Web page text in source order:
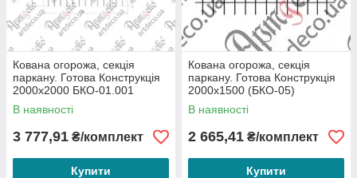
Кована огорожа, секція
паркану. Готова Конструкція
2000х2000 БКО-01.001
В наявності
3 777,91 ₴/комплект
Купити
Кована огорожа, секція
паркану. Готова Конструкція
2000х1500 (БКО-05)
В наявності
2 665,41 ₴/комплект
Купити